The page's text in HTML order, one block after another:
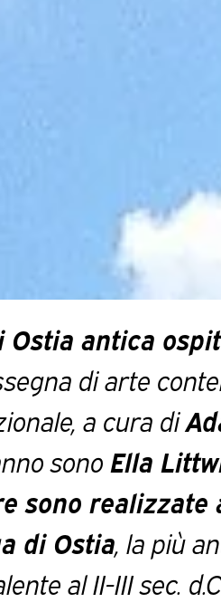
Ostia antica
di arte
a cura di
sono Ella
sono realizzate
di Ostia, la più
al II-III sec.